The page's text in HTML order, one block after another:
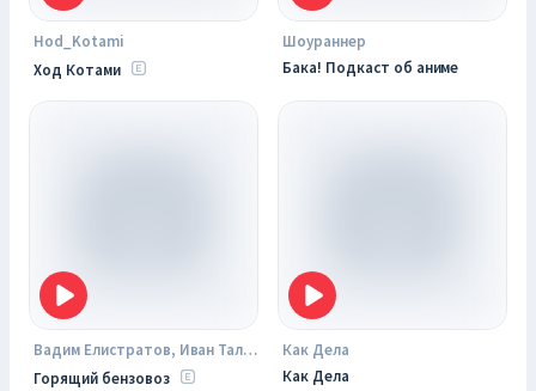
Hod_Kotami
Ход Котами
Шоураннер
Бака! Подкаст об аниме
Вадим Елистратов, Иван Талачев
Горящий бензовоз
Как Дела
Как Дела